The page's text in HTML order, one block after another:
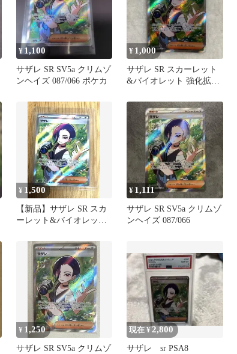
¥1,100
サザレ SR SV5a クリムゾ
ンヘイズ 087/066 ポケカ
¥ 1,000
サザレ SR スカーレット
&バイオレット 強化拡張
キラ
¥ 1,500
【新品】サザレ SR スカ
ーレット&バイオレット
ンヘイズ
¥ 1,111
サザレ SR SV5a クリムゾ
ンヘイズ 087/066
¥ 1,250
サザレ SR SV5a クリムゾ
現在 ¥ 2,800
サザレ sr PSA8